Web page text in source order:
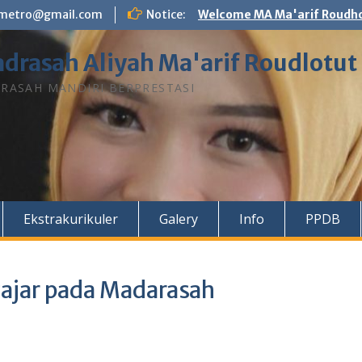
Notice: Welcome MA Ma'arif
Aliyah Ma'arif
MANDIRI BERPRESTASI
Ekstrakurikuler Galery Info PPDB
pada Madarasah